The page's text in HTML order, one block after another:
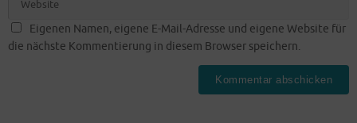
Eigenen Namen, eigene E-Mail-Adresse und eigene Website für
die nächste Kommentierung in diesem Browser speichern.